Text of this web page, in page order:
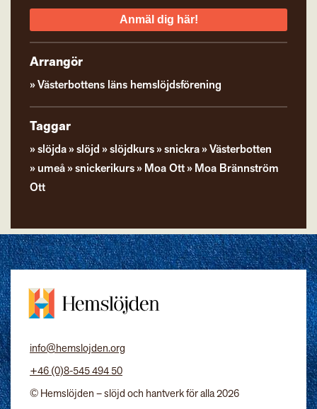
Anmäl dig här!
Arrangör
Västerbottens läns hemslöjdsförening
Taggar
slöjda slöjd slöjdkurs snickra
Västerbotten
umeå
snickerikurs Moa Ott
Moa Brännström
Ott
info@hemslojden.org
+46 (0)8-545 494 50
© Hemslöjden – slöjd och hantverk för alla 2026